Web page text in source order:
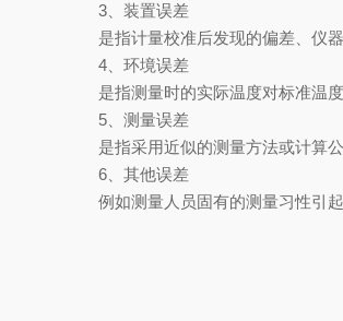
3、装置误差
是指计量校准后发现的偏差、仪器
4、环境误差
是指测量时的实际温度对标准温度
5、测量误差
是指采用近似的测量方法或计算公
6、其他误差
例如测量人员固有的测量习性引起